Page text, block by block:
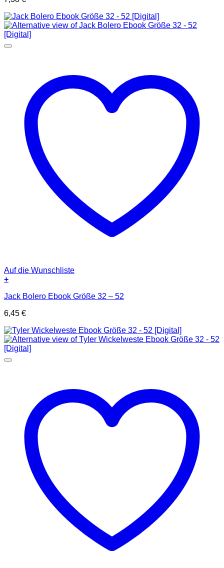
Auf die Wunschliste
+
Jack Bolero Ebook Größe 32 – 52
6,45 €